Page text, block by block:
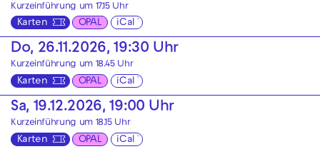
Kurzeinführung um 17.15 Uhr
Karten OPAL iCal
Do, 26.11.2026, 19:30 Uhr
Kurzeinführung um 18.45 Uhr
Karten OPAL iCal
Sa, 19.12.2026, 19:00 Uhr
Kurzeinführung um 18.15 Uhr
Karten OPAL iCal